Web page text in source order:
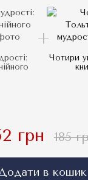
Чотири
грн 185
в кошик